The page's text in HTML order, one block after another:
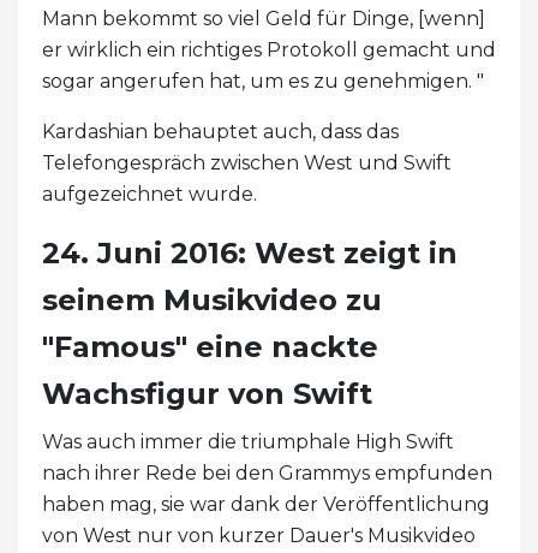
Mann bekommt so viel Geld für Dinge, [wenn]
er wirklich ein richtiges Protokoll gemacht und
sogar angerufen hat, um es zu genehmigen. "
Kardashian behauptet auch, dass das
Telefongespräch zwischen West und Swift
aufgezeichnet wurde.
24. Juni 2016: West zeigt in
seinem Musikvideo zu
"Famous" eine nackte
Wachsfigur von Swift
Was auch immer die triumphale High Swift
nach ihrer Rede bei den Grammys empfunden
haben mag, sie war dank der Veröffentlichung
von West nur von kurzer Dauer's Musikvideo